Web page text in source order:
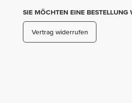
SIE MÖCHTEN EINE BESTELLUNG
Vertrag widerrufen